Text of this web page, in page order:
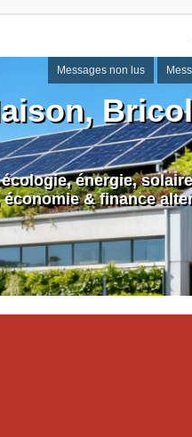
Messages non lus
énergie,
& finance